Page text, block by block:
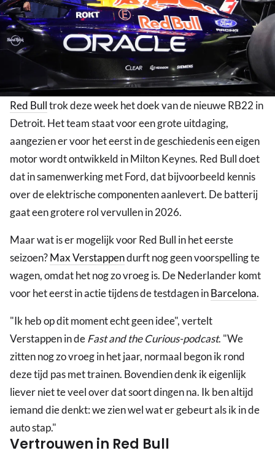
Red Bulltrok deze week het doek van de nieuwe RB22 in
Detroit. Het team staat voor een grote uitdaging,
aangezien er voor het eerst in de geschiedenis een eigen
motor wordt ontwikkeld in Milton Keynes. Red Bull doet
dat in samenwerking met Ford, dat bijvoorbeeld kennis
over de elektrische componenten aanlevert. De batterij
gaat een grotere rol vervullen in 2026.
Maar wat is er mogelijk voor Red Bull in het eerste
seizoen?Max Verstappendurft nog geen voorspelling te
wagen, omdat het nog zo vroeg is. De Nederlander komt
voor het eerst in actie tijdens de testdagen inBarcelona.
"Ik heb op dit moment echt geen idee", vertelt
Verstappen in deFast and the Curious-podcast. "We
zitten nog zo vroeg in het jaar, normaal begon ik rond
deze tijd pas met trainen. Bovendien denk ik eigenlijk
liever niet te veel over dat soort dingen na. Ik ben altijd
iemand die denkt: we zien wel wat er gebeurt als ik in de
auto stap."
Vertrouwen in Red Bull